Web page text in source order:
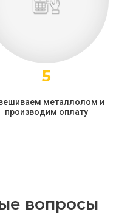
5
металлолом и
производим оплату
вопросы